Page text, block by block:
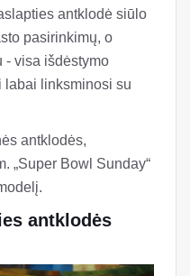
antklodė siūlo
pasirinkimų, o
- visa išdėstymo
labai linksminosi su
antklodės,
„Super Bowl Sunday“
antklodės